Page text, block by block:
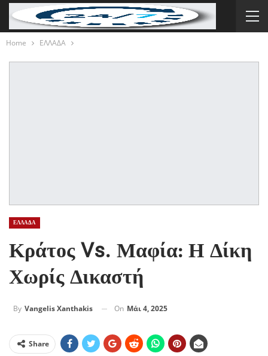
Home ΕΛΛΑΔΑ
ΕΛΛΑΔΑ
Κράτος Vs. Μαφία: Η Δίκη
Χωρίς Δικαστή
By Vangelis Xanthakis On Μάι 4, 2025
Share